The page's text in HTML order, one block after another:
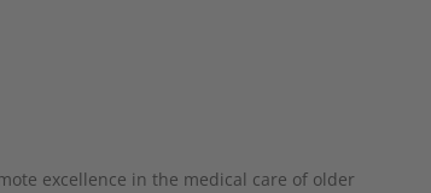
excellence in the medical care of older